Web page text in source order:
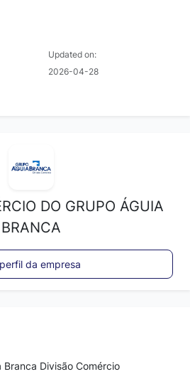
Updated on:
2026-04-28
DO GRUPO ÁGUIA
BRANCA
da empresa
Branca Divisão Comércio